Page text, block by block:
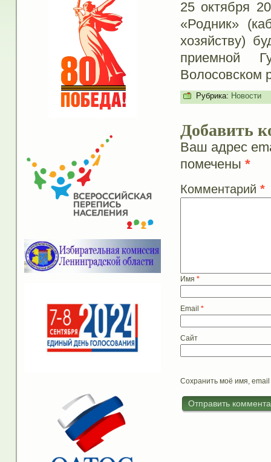
25 октября
«Родник»
хозяйству)
приемной
Волосовском
Рубрика: Новости
Добавить
Ваш адрес
помечены *
Комментарий *
Имя *
Email *
Сайт
Сохранить моё имя,